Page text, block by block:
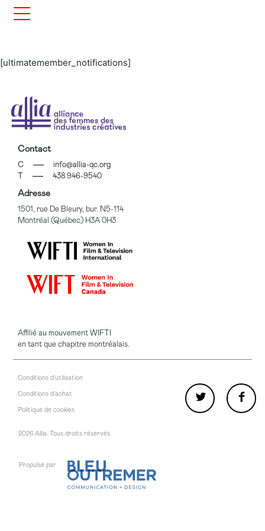
[ultimatemember_notifications]
Contact
C
info@allia-qc.org
438 946-9540
Adresse
1501, rue De Bleury, bur. N5-114
Montréal (Québec) H3A 0H3
Affilié au mouvement WIFTI
en tant que chapitre montréalais.
Conditions d'utilisation
Conditions d’achat
Politique de cookies
2026 Allia. Tous droits réservés
Propulsé par